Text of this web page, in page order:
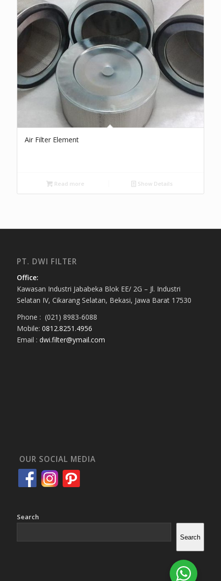
Air Filter Element
Read more Show Details
PT. DWI FILTER
Office:
Kawasan Industri Jababeka Blok EE/ 2G – Jl. Industri
Selatan IV, Cikarang Selatan, Bekasi, Jawa Barat 17530
Phone : (021) 8983-6088
Mobile: 0812.8251.4956
Email : dwi.filter@ymail.com
OUR SOCIAL MEDIA
Search
Search